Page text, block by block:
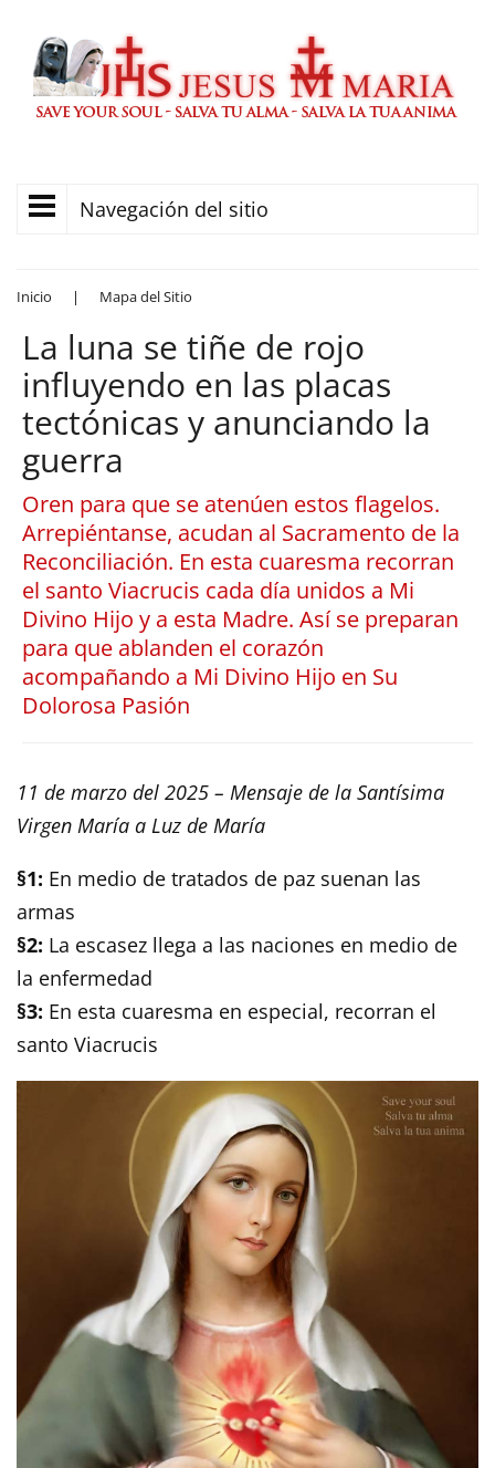
Navegación del sitio
Inicio | Mapa del Sitio
La luna se tiñe de rojo
influyendo en las placas
tectónicas y anunciando la
guerra
Oren para que se atenúen estos flagelos.
Arrepiéntanse, acudan al Sacramento de la
Reconciliación. En esta cuaresma recorran
el santo Viacrucis cada día unidos a Mi
Divino Hijo y a esta Madre. Así se preparan
para que ablanden el corazón
acompañando a Mi Divino Hijo en Su
Dolorosa Pasión
11 de marzo del 2025 – Mensaje de la Santísima
Virgen María a Luz de María
§1: En medio de tratados de paz suenan las
armas
§2: La escasez llega a las naciones en medio de
la enfermedad
§3: En esta cuaresma en especial, recorran el
santo Viacrucis